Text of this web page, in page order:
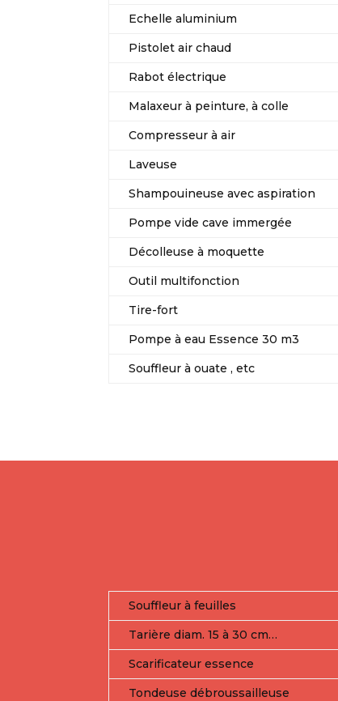
Echelle aluminium
Pistolet air chaud
Rabot électrique
Malaxeur à peinture, à colle
Compresseur à air
Laveuse
Shampouineuse avec aspiration
Pompe vide cave immergée
Décolleuse à moquette
Outil multifonction
Tire-fort
Pompe à eau Essence 30 m3
Souffleur à ouate , etc
Souffleur à feuilles
Tarière diam. 15 à 30 cm…
Scarificateur essence
Tondeuse débroussailleuse